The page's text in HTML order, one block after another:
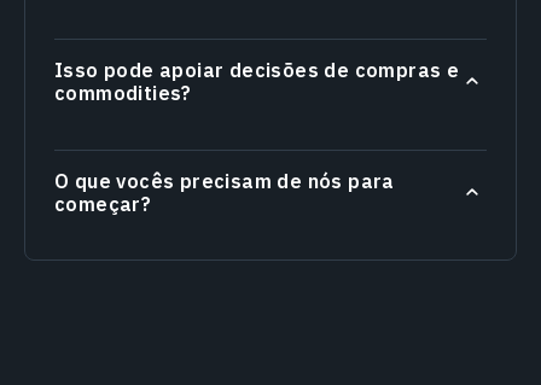
Isso pode apoiar decisões de compras e
commodities?
O que vocês precisam de nós para
começar?